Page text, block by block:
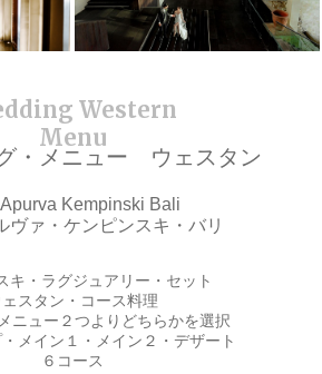
・メニュー ウェスタン
Kempinski Bali
ヴァ・ケンピンスキ・バリ
キ・ラグジュアリー・セット
ェスタン・コース料理
ニュー２つよりどちらかを選択
メイン１・メイン２・デザート
６コース